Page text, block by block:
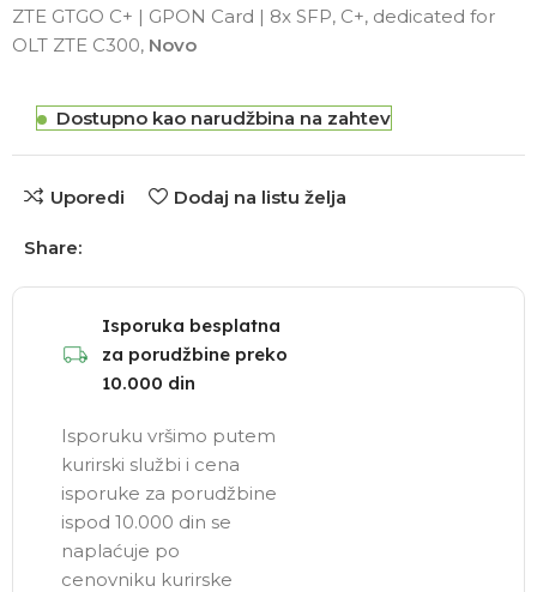
ZTE GTGO C+ | GPON Card | 8x SFP, C+, dedicated for
OLT ZTE C300, Novo
Dostupno kao narudžbina na zahtev
Uporedi Dodaj na listu želja
Share:
Isporuka besplatna
za porudžbine preko
10.000 din
Isporuku vršimo putem
kurirski službi i cena
isporuke za porudžbine
ispod 10.000 din se
naplaćuje po
cenovniku kurirske